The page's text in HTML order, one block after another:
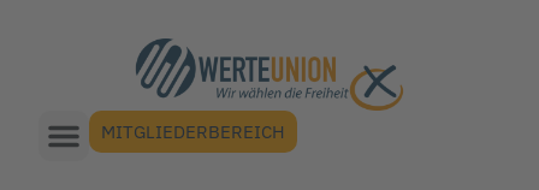
MITGLIEDERBEREICH